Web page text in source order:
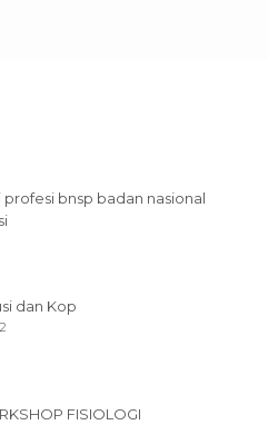
bnsp badan nasional
dan Kop
FISIOLOGI